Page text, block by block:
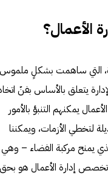
الأعمال؟
التي ساهمت بشكلٍ ملموس
يتعلق بالأساس بفنّ
يمكنهم التنبؤ بالأمور
لتخطي الأزمات، ويمكننا
يمنح مركبة الفضاء – وهي
تخصص إدارة الأعمال هو بحق